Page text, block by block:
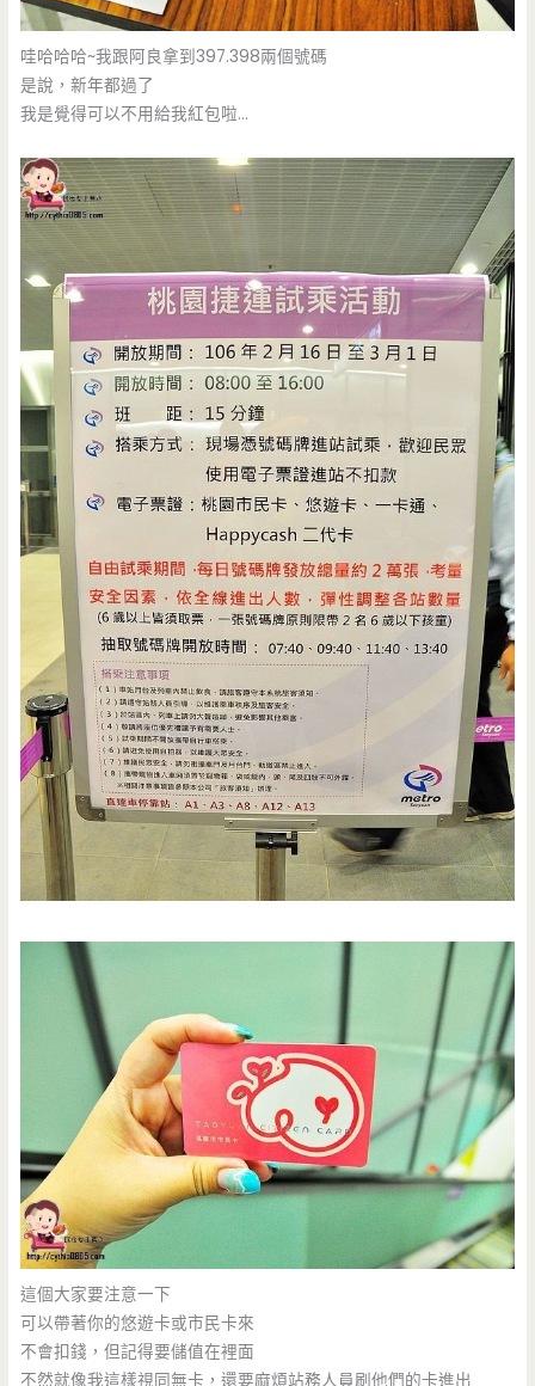
哇哈哈哈~我跟阿良拿到397.398兩個號碼
是說，新年都過了
我是覺得可以不用給我紅包啦…
這個大家要注意一下
可以帶著你的悠遊卡或市民卡來
不會扣錢，但記得要儲值在裡面
不然就像我這樣視同無卡，還要麻煩站務人員刷他們的卡進出